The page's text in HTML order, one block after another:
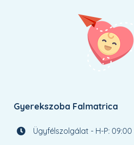
Gyerekszoba Falmatrica
Ügyfélszolgálat - H-P: 09:00